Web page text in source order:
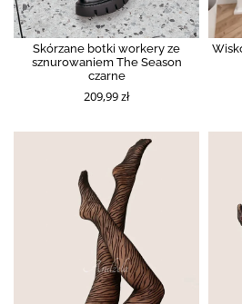
Skórzane botki workery ze
sznurowaniem The Season
czarne
209,99 zł